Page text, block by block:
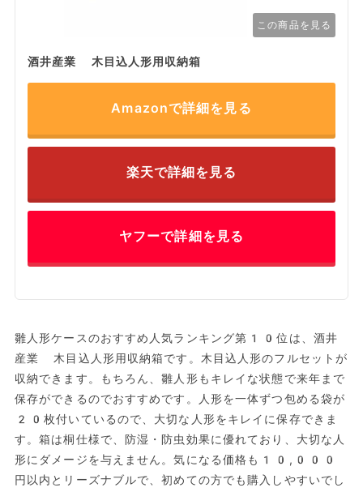
この商品を見る
酒井産業 木目込人形用収納箱
Amazonで詳細を見る
楽天で詳細を見る
ヤフーで詳細を見る
雛人形ケースのおすすめ人気ランキング第10位は、酒井
産業 木目込人形用収納箱です。木目込人形のフルセットが
収納できます。もちろん、雛人形もキレイな状態で来年まで
保存ができるのでおすすめです。人形を一体ずつ包める袋が
20枚付いているので、大切な人形をキレイに保存できま
す。箱は桐仕様で、防湿・防虫効果に優れており、大切な人
形にダメージを与えません。気になる価格も10,000
円以内とリーズナブルで、初めての方でも購入しやすいでし